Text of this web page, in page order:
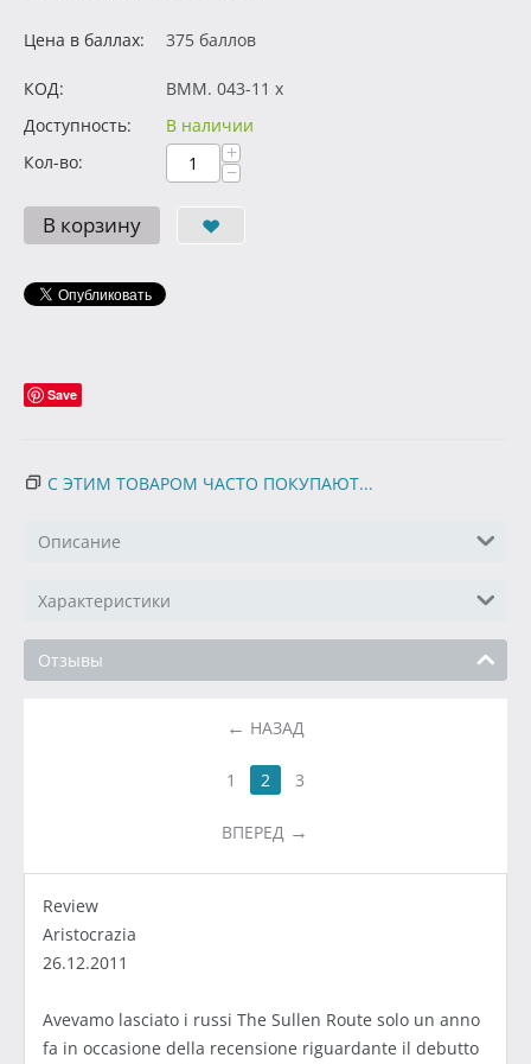
Цена в баллах: 375 баллов
КОД:
BMM. 043-11 x
Доступность:
В наличии
Кол-во:
+
−
В корзину
Save
С ЭТИМ ТОВАРОМ ЧАСТО ПОКУПАЮТ...
Описание
Характеристики
Отзывы
НАЗАД
1 2 3
ВПЕРЕД
Review
Aristocrazia
26.12.2011
Avevamo lasciato i russi The Sullen Route solo un anno
fa in occasione della recensione riguardante il debutto